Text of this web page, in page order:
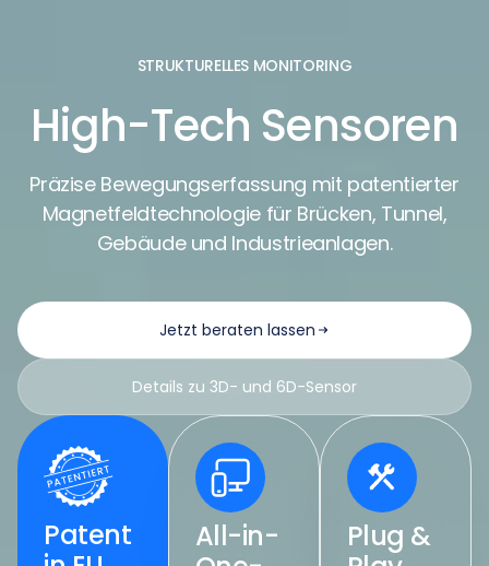
STRUKTURELLES MONITORING
High-Tech Sensoren
Präzise Bewegungserfassung mit patentierter
Magnetfeldtechnologie für Brücken, Tunnel,
Gebäude und Industrieanlagen.
Jetzt beraten lassen
Details zu 3D- und 6D-Sensor
Patent
All-in-
Plug &